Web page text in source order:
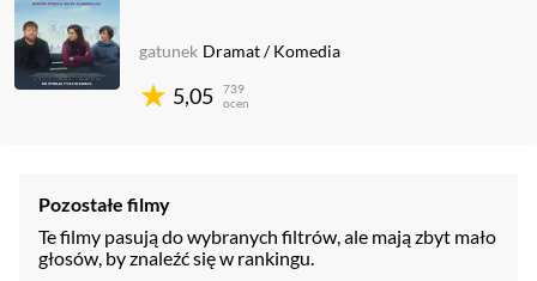
5,05
739
ocen
gatunek Dramat/Komedia
Pozostałe filmy
Te filmy pasują do wybranych filtrów, ale mają zbyt mało
głosów, by znaleźć się w rankingu.